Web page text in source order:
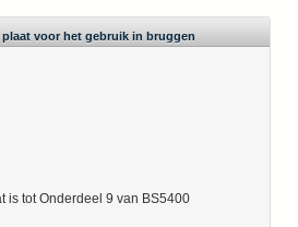
plaat voor het gebruik in bruggen
is tot Onderdeel 9 van BS5400